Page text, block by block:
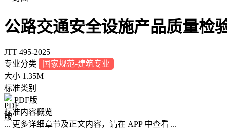
公路交通安全设施产品质量检
JTT 495-2025
专业分类
国家规范-建筑专业
大小 1.35M
标准类别
PDF版
标准内容概览
... 更多详细章节及正文内容，请在 APP 中查看 ...